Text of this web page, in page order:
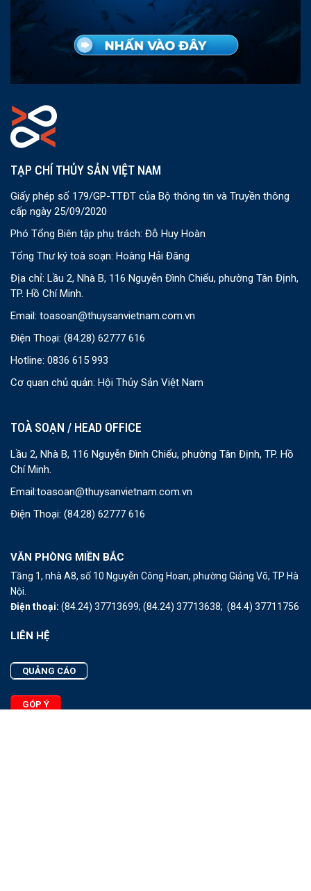
TẠP CHÍ THỦY SẢN VIỆT NAM
Giấy phép số 179/GP-TTĐT của Bộ thông tin và Truyền thông
cấp ngày 25/09/2020
Phó Tổng Biên tập phụ trách: Đỗ Huy Hoàn
Tổng Thư ký toà soạn: Hoàng Hải Đăng
Địa chỉ: Lầu 2, Nhà B, 116 Nguyễn Đình Chiểu, phường Tân Định,
TP. Hồ Chí Minh.
Email: toasoan@thuysanvietnam.com.vn
Điện Thoại: (84.28) 62777 616
Hotline: 0836 615 993
Cơ quan chủ quản: Hội Thủy Sản Việt Nam
TOÀ SOẠN / HEAD OFFICE
Lầu 2, Nhà B, 116 Nguyễn Đình Chiểu, phường Tân Định, TP. Hồ
Chí Minh.
Email:toasoan@thuysanvietnam.com.vn
Điện Thoại: (84.28) 62777 616
VĂN PHÒNG MIỀN BẮC
Tầng 1, nhà A8, số 10 Nguyễn Công Hoan, phường Giảng Võ, TP Hà
Nội.
Điện thoại: (84.24) 37713699; (84.24) 37713638; (84.4) 37711756
LIÊN HỆ
QUẢNG CÁO
GÓP Ý